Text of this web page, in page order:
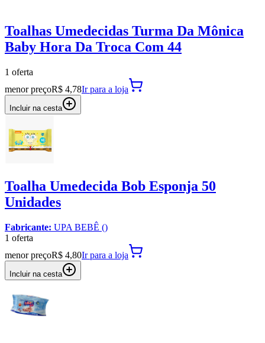
Toalhas Umedecidas Turma Da Mônica
Baby Hora Da Troca Com 44
1 oferta
menor preçoR$ 4,78Ir para a loja
Incluir na cesta
Toalha Umedecida Bob Esponja 50
Unidades
Fabricante: UPA BEBÊ ()
1 oferta
menor preçoR$ 4,80Ir para a loja
Incluir na cesta